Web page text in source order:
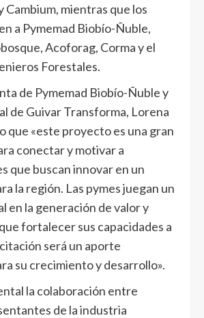
Cambium, mientras que los
a Pymemad Biobío-Ñuble,
Acoforag, Corma y el
Forestales.
de Pymemad Biobío-Ñuble y
de Guivar Transforma, Lorena
que «este proyecto es una gran
conectar y motivar a
que buscan innovar en un
la región. Las pymes juegan un
en la generación de valor y
fortalecer sus capacidades a
será un aporte
su crecimiento y desarrollo».
la colaboración entre
de la industria